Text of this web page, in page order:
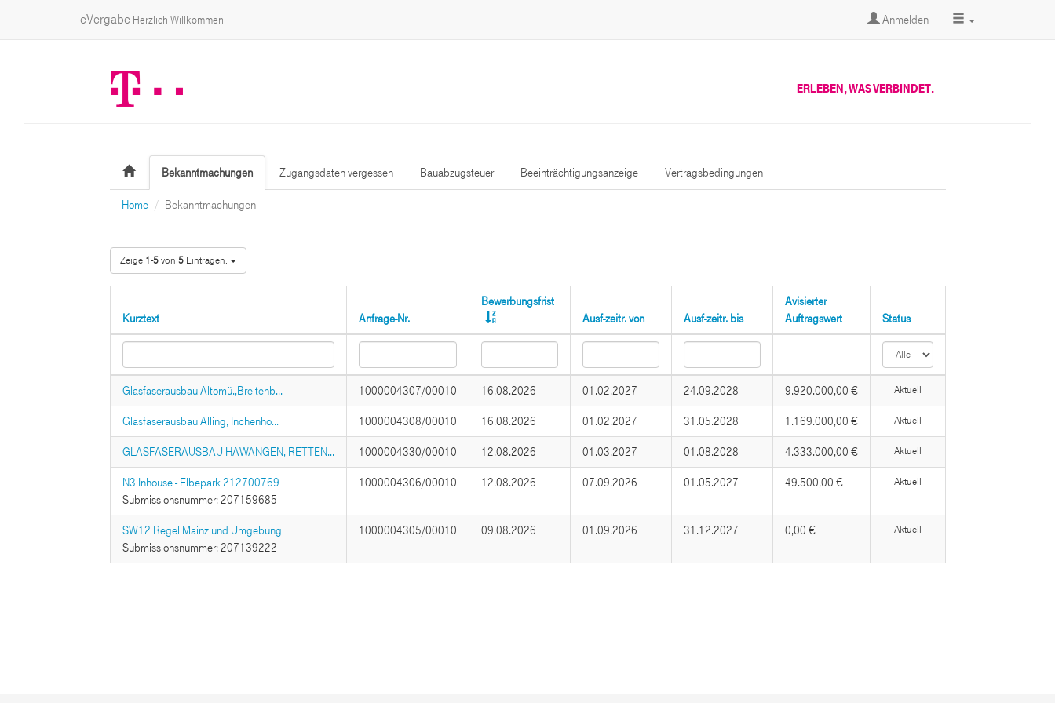
eVergabe Herzlich Willkommen Anmelden
ERLEBEN, WAS VERBINDET.
Bekanntmachungen Zugangsdaten vergessen Bauabzugsteuer Beeinträchtigungsanzeige Vertragsbedingungen
Home Bekanntmachungen
Zeige 1-5von 5Einträgen.
Kurztext Anfrage-Nr.
Bewerbungsfrist
Ausf-zeitr. von
Ausf-zeitr. bis
Avisierter
Auftragswert
Status
Glasfaserausbau Altomü.,Breitenb... 1000004307/00010 16.08.2026 01.02.2027 24.09.2028 9.920.000,00 € Aktuell
Glasfaserausbau Alling, Inchenho... 1000004308/00010 16.08.2026 01.02.2027 31.05.2028 1.169.000,00 € Aktuell
GLASFASERAUSBAU HAWANGEN, RETTEN... 1000004330/00010 12.08.2026 01.03.2027 01.08.2028 4.333.000,00 € Aktuell
N3 Inhouse - Elbepark 212700769
Submissionsnummer: 207159685
1000004306/00010 12.08.2026 07.09.2026 01.05.2027 49.500,00 € Aktuell
SW12 Regel Mainz und Umgebung
Submissionsnummer: 207139222
1000004305/00010 09.08.2026 01.09.2026 31.12.2027 0,00 € Aktuell